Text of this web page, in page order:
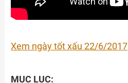
Xem ngày tốt xấu 22/6/2017
MỤC LỤC: